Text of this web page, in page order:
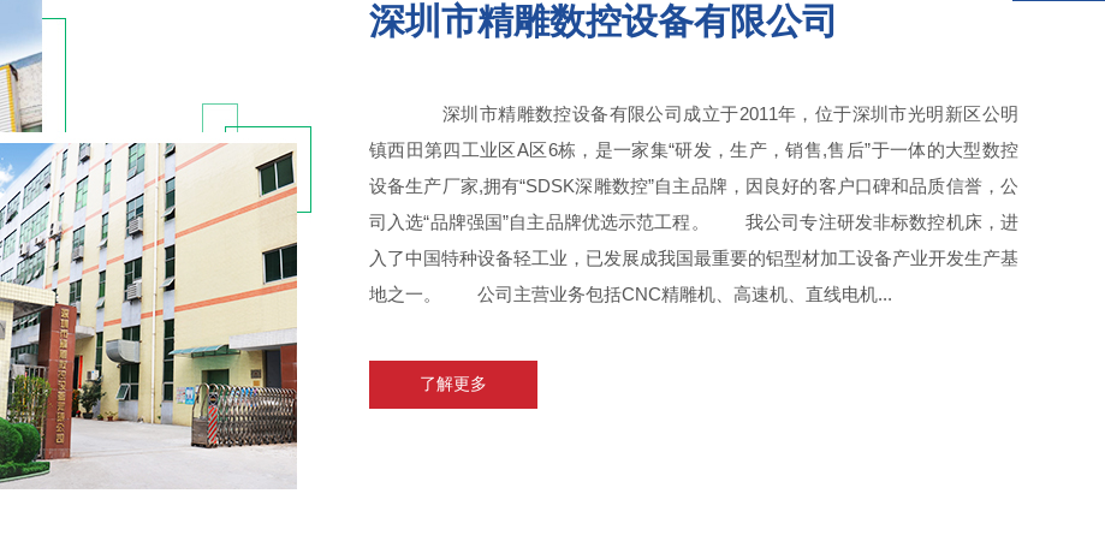
深圳市精雕数控设备有限公司
深圳市精雕数控设备有限公司成立于2011年，位于深圳市光明新区公明
镇西田第四工业区A区6栋，是一家集“研发，生产，销售,售后”于一体的大型数控
设备生产厂家,拥有“SDSK深雕数控”自主品牌，因良好的客户口碑和品质信誉，公
司入选“品牌强国”自主品牌优选示范工程。 我公司专注研发非标数控机床，进
入了中国特种设备轻工业，已发展成我国最重要的铝型材加工设备产业开发生产基
地之一。 公司主营业务包括CNC精雕机、高速机、直线电机...
了解更多